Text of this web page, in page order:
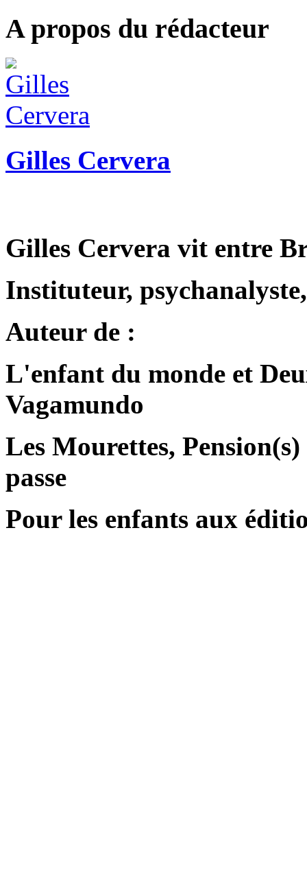
A propos du rédacteur
Gilles Cervera
Gilles Cervera vit entre
Instituteur, psychanalyste,
Auteur de :
L'enfant du monde et
Vagamundo
Les Mourettes,
passe
Pour les enfants aux